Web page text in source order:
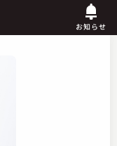
お知らせ